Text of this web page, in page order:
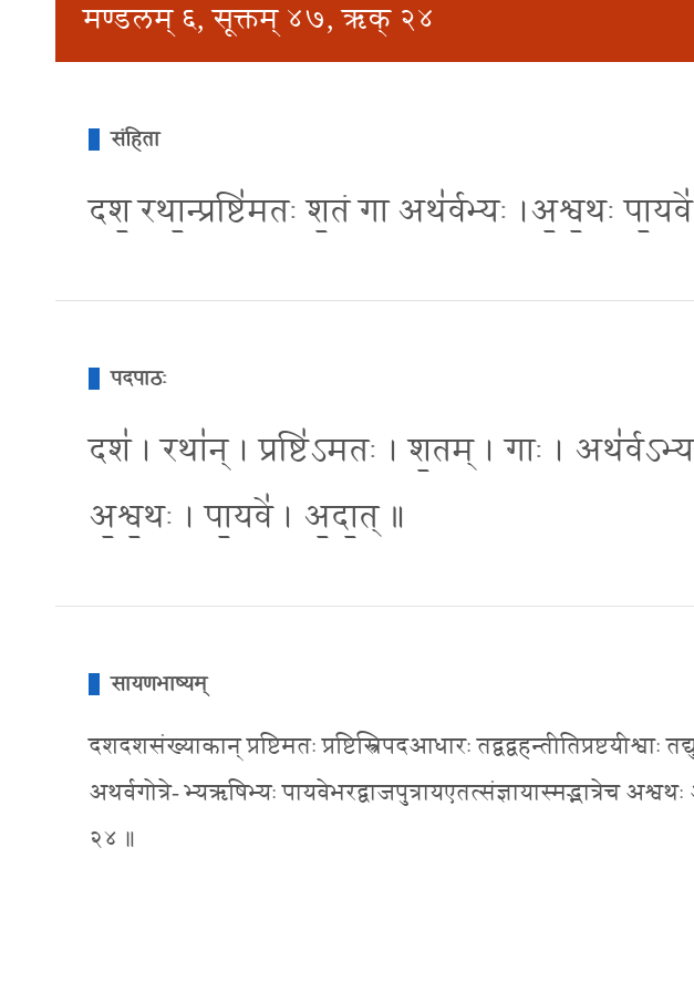
मण्डलम् ६, सूक्तम् ४७, ऋक् २४
संहिता
दश॒ रथा॒न्प्रष्टि॑मतः श॒तं गा अथ॑र्वभ्यः ।अ॒श्व॒थः
पदपाठः
दश॑ । रथा॑न् । प्रष्टि॑ऽमतः । श॒तम् । गाः ।
अ॒श्व॒थः । पा॒यवे॑ । अ॒दा॒त् ॥
सायणभाष्यम्
दशदशसंख्याकान् प्रष्टिमतः प्रष्टिस्त्रिपदआधारः
अथर्वगोत्रे- भ्यऋषिभ्यः पायवेभरद्वाजपुत्रायएतत्संज्ञायास्मद्भात्रेच
२४ ॥